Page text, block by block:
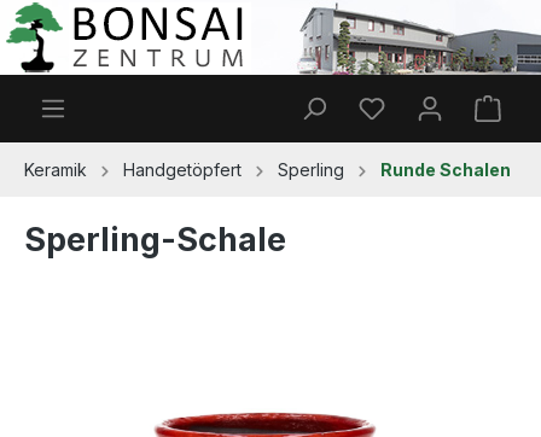
Zum Hauptinhalt springen
Du hast 0
Keramik Handgetöpfert Sperling Runde Schalen
Sperling-Schale